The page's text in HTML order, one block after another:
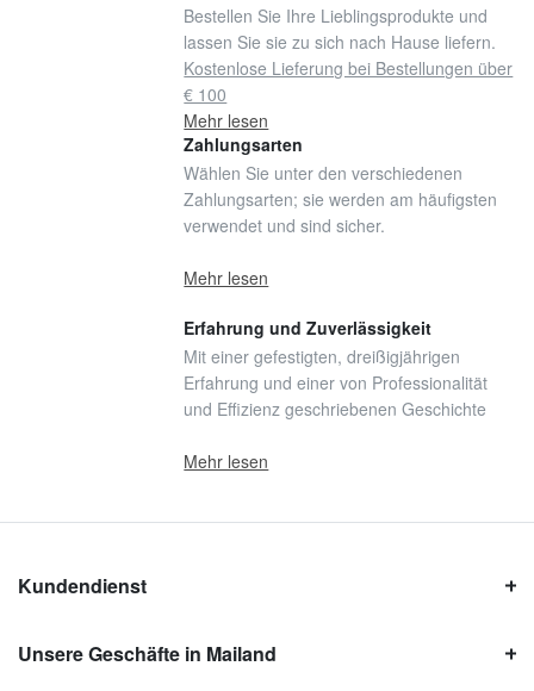
Bestellen Sie Ihre Lieblingsprodukte und
lassen Sie sie zu sich nach Hause liefern.
Kostenlose Lieferung bei Bestellungen über
€ 100
Mehr lesen
Zahlungsarten
Wählen Sie unter den verschiedenen
Zahlungsarten; sie werden am häufigsten
verwendet und sind sicher.
Mehr lesen
Erfahrung und Zuverlässigkeit
Mit einer gefestigten, dreißigjährigen
Erfahrung und einer von Professionalität
und Effizienz geschriebenen Geschichte
Mehr lesen
Kundendienst
Unsere Geschäfte in Mailand